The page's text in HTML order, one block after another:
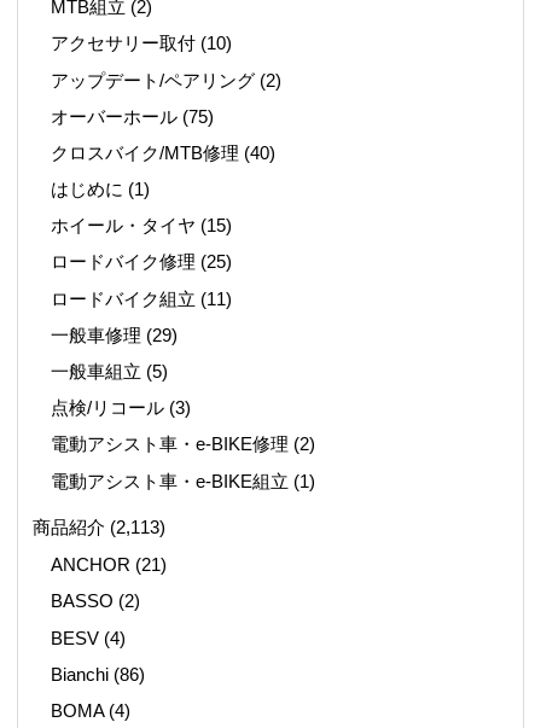
MTB組立 (2)
アクセサリー取付 (10)
アップデート/ペアリング (2)
オーバーホール (75)
クロスバイク/MTB修理 (40)
はじめに (1)
ホイール・タイヤ (15)
ロードバイク修理 (25)
ロードバイク組立 (11)
一般車修理 (29)
一般車組立 (5)
点検/リコール (3)
電動アシスト車・e-BIKE修理 (2)
電動アシスト車・e-BIKE組立 (1)
商品紹介 (2,113)
ANCHOR (21)
BASSO (2)
BESV (4)
Bianchi (86)
BOMA(4)